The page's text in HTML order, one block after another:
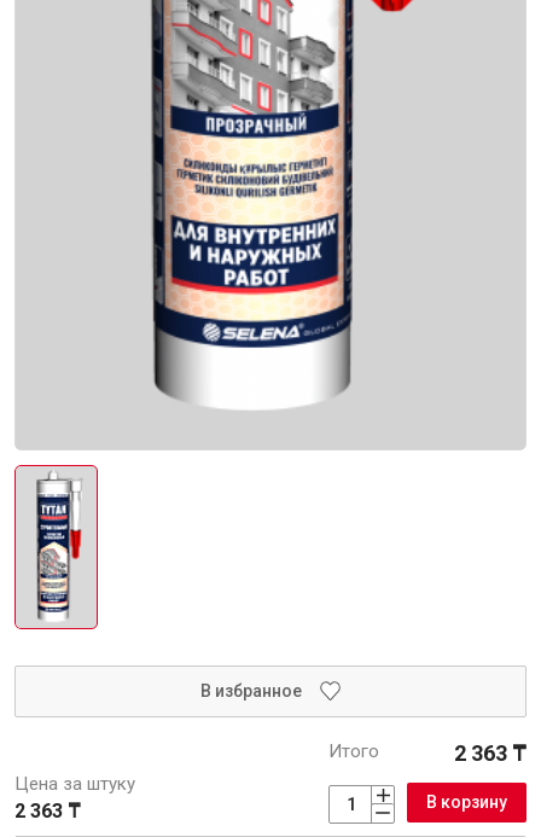
В избранное
Цена за штуку
2 363 ₸
Итого 2 363 ₸
В корзину
Водоснабжение и водоотведение
Электро-оборудование
Инструменты
Специализированный инструмент
Инструмент для штукатурно-отделочных работ
Ещё 2
Крепежи